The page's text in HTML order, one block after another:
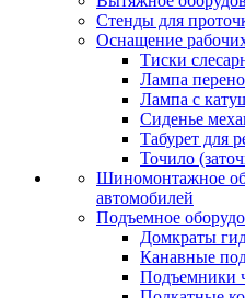
Стенды для
Оснащение
Тиски
Лампа
Лампа с
Сиденье
Табурет для
Точило
Шиномонтажное
автомобилей
Подъемное
Домкраты
Канавные
Подъемники